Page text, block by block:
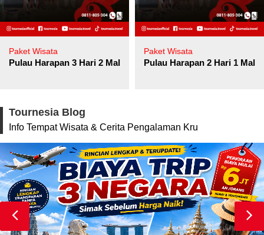
Paket Wisata
Pulau Harapan 3 Hari 2 Malam
Paket Wisata
Pulau Harapan 2 Hari 1
Tournesia Blog
Info Tempat Wisata & Cerita Pengalaman Kru